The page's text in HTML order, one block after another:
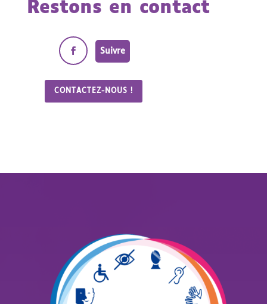
Restons en contact
Suivre
CONTACTEZ-NOUS !